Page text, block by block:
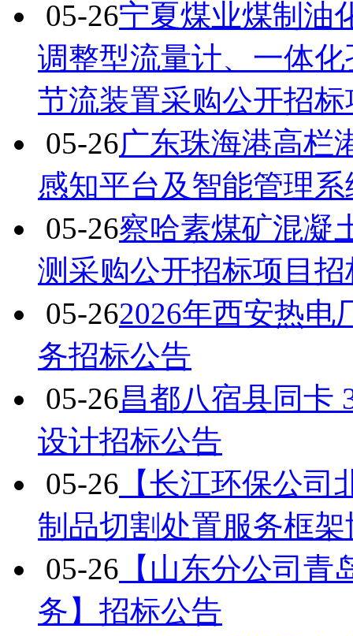
05-26宁夏煤业煤制油
调整型流量计、一体
节流装置采购公开招
05-26广东珠海港高栏
感知平台及智能管理
05-26察哈素煤矿混凝
测采购公开招标项目
05-262026年西安热电
务招标公告
05-26昌都八宿县同卡
设计招标公告
05-26 【长江环保公
制品切割处置服务框
05-26 【山东分公司
务】招标公告